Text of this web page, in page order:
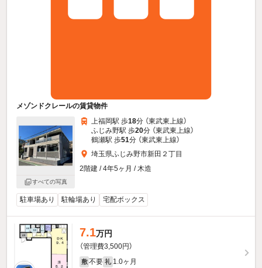
メゾンドクレールの賃貸物件
すべての写真
上福岡駅 歩18分 （東武東上線）
ふじみ野駅 歩20分 （東武東上線）
鶴瀬駅 歩51分 （東武東上線）
埼玉県ふじみ野市新田２丁目
2階建 / 4年5ヶ月 / 木造
駐車場あり 駐輪場あり 宅配ボックス
7.1万円
（管理費3,500円）
敷 不要 礼 1.0ヶ月